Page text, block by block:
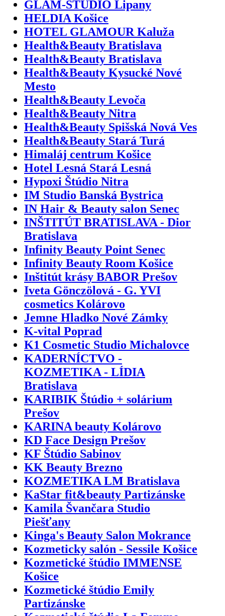
GLAM-STUDIO Lipany
HELDIA Košice
HOTEL GLAMOUR Kaluža
Health&Beauty Bratislava
Health&Beauty Bratislava
Health&Beauty Kysucké Nové
Mesto
Health&Beauty Levoča
Health&Beauty Nitra
Health&Beauty Spišská Nová Ves
Health&Beauty Stará Turá
Himaláj centrum Košice
Hotel Lesná Stará Lesná
Hypoxi Štúdio Nitra
IM Studio Banská Bystrica
IN Hair & Beauty salon Senec
INŠTITÚT BRATISLAVA - Dior
Bratislava
Infinity Beauty Point Senec
Infinity Beauty Room Košice
Inštitút krásy BABOR Prešov
Iveta Gönczölová - G. YVI
cosmetics Kolárovo
Jemne Hladko Nové Zámky
K-vital Poprad
K1 Cosmetic Studio Michalovce
KADERNÍCTVO -
KOZMETIKA - LÍDIA
Bratislava
KARIBIK Štúdio + solárium
Prešov
KARINA beauty Kolárovo
KD Face Design Prešov
KF Štúdio Sabinov
KK Beauty Brezno
KOZMETIKA LM Bratislava
KaStar fit&beauty Partizánske
Kamila Švančara Studio
Piešťany
Kinga's Beauty Salon Mokrance
Kozmeticky salón - Sessile Košice
Kozmetické štúdio IMMENSE
Košice
Kozmetické štúdio Emily
Partizánske